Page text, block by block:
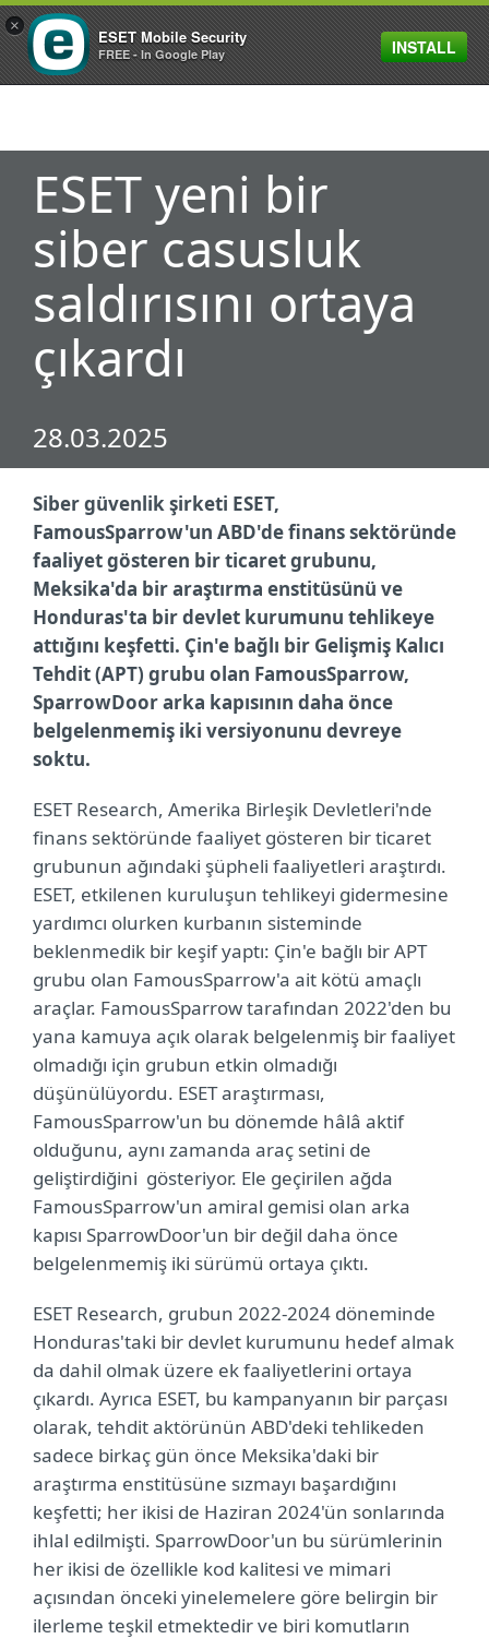
MENU
ESET yeni bir
siber casusluk
saldırısını ortaya
çıkardı
28.03.2025
Siber güvenlik şirketi ESET,
FamousSparrow'un ABD'de finans sektöründe
faaliyet gösteren bir ticaret grubunu,
Meksika'da bir araştırma enstitüsünü ve
Honduras'ta bir devlet kurumunu tehlikeye
attığını keşfetti. Çin'e bağlı bir Gelişmiş Kalıcı
Tehdit (APT) grubu olan FamousSparrow,
SparrowDoor arka kapısının daha önce
belgelenmemiş iki versiyonunu devreye
soktu.
ESET Research, Amerika Birleşik Devletleri'nde
finans sektöründe faaliyet gösteren bir ticaret
grubunun ağındaki şüpheli faaliyetleri araştırdı.
ESET, etkilenen kuruluşun tehlikeyi gidermesine
yardımcı olurken kurbanın sisteminde
beklenmedik bir keşif yaptı: Çin'e bağlı bir APT
grubu olan FamousSparrow'a ait kötü amaçlı
araçlar. FamousSparrow tarafından 2022'den bu
yana kamuya açık olarak belgelenmiş bir faaliyet
olmadığı için grubun etkin olmadığı
düşünülüyordu. ESET araştırması,
FamousSparrow'un bu dönemde hâlâ aktif
olduğunu, aynı zamanda araç setini de
geliştirdiğini gösteriyor. Ele geçirilen ağda
FamousSparrow'un amiral gemisi olan arka
kapısı SparrowDoor'un bir değil daha önce
belgelenmemiş iki sürümü ortaya çıktı.
ESET Research, grubun 2022-2024 döneminde
Honduras'taki bir devlet kurumunu hedef almak
da dahil olmak üzere ek faaliyetlerini ortaya
çıkardı. Ayrıca ESET, bu kampanyanın bir parçası
olarak, tehdit aktörünün ABD'deki tehlikeden
sadece birkaç gün önce Meksika'daki bir
araştırma enstitüsüne sızmayı başardığını
keşfetti; her ikisi de Haziran 2024'ün sonlarında
ihlal edilmişti. SparrowDoor'un bu sürümlerinin
her ikisi de özellikle kod kalitesi ve mimari
açısından önceki yinelemelere göre belirgin bir
ilerleme teşkil etmektedir ve biri komutların
×
ESET Mobile Security
FREE - In Google Play INSTALL